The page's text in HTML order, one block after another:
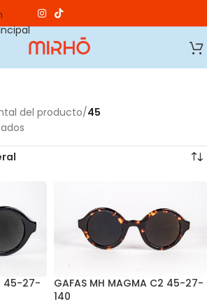
del producto/45
45-27-
GAFAS MH MAGMA C2 45-27-
140